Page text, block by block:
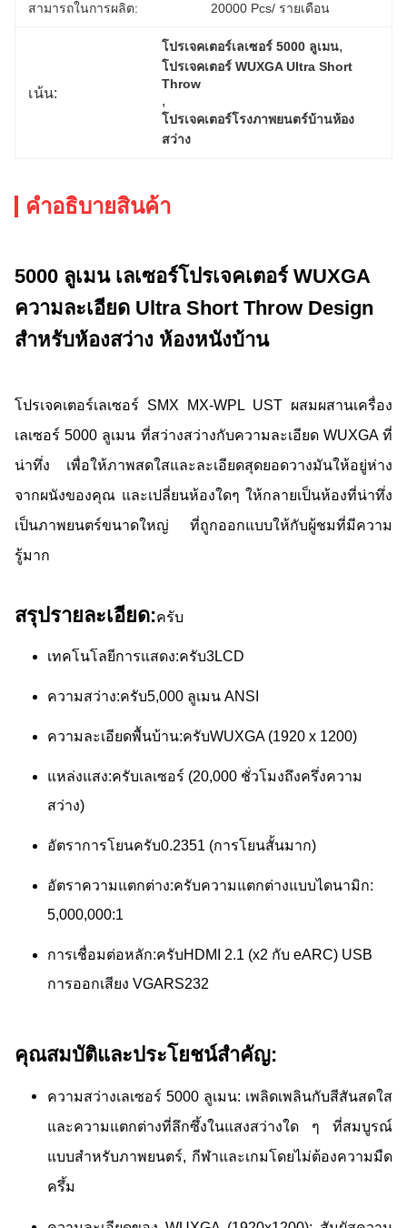
สามารถในการผลิต: 20000 Pcs/ รายเดือน
เน้น:
โปรเจคเตอร์เลเซอร์ 5000 ลูเมน,
โปรเจคเตอร์ WUXGA Ultra Short
Throw
,
โปรเจคเตอร์โรงภาพยนตร์บ้านห้อง
สว่าง
คําอธิบายสินค้า
5000 ลูเมน เลเซอร์โปรเจคเตอร์ WUXGA
ความละเอียด Ultra Short Throw Design
สําหรับห้องสว่าง ห้องหนังบ้าน
โปรเจคเตอร์เลเซอร์ SMX MX-WPL UST ผสมผสานเครื่อง
เลเซอร์ 5000 ลูเมน ที่สว่างสว่างกับความละเอียด WUXGA ที่
น่าทึ่ง เพื่อให้ภาพสดใสและละเอียดสุดยอดวางมันให้อยู่ห่าง
จากผนังของคุณ และเปลี่ยนห้องใดๆ ให้กลายเป็นห้องที่น่าทึ่ง
เป็นภาพยนตร์ขนาดใหญ่ ที่ถูกออกแบบให้กับผู้ชมที่มีความ
รู้มาก
สรุปรายละเอียด:ครับ
เทคโนโลยีการแสดง:ครับ3LCD
ความสว่าง:ครับ5,000 ลูเมน ANSI
ความละเอียดพื้นบ้าน:ครับWUXGA (1920 x 1200)
แหล่งแสง:ครับเลเซอร์ (20,000 ชั่วโมงถึงครึ่งความ
สว่าง)
อัตราการโยนครับ0.2351 (การโยนสั้นมาก)
อัตราความแตกต่าง:ครับความแตกต่างแบบไดนามิก:
5,000,000:1
การเชื่อมต่อหลัก:ครับHDMI 2.1 (x2 กับ eARC) USB
การออกเสียง VGARS232
คุณสมบัติและประโยชน์สําคัญ:
ความสว่างเลเซอร์ 5000 ลูเมน: เพลิดเพลินกับสีสันสดใส
และความแตกต่างที่ลึกซึ้งในแสงสว่างใด ๆ ที่สมบูรณ์
แบบสําหรับภาพยนตร์, กีฬาและเกมโดยไม่ต้องความมืด
ครึ้ม